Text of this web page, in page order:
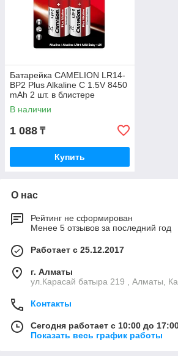
Батарейка CAMELION LR14-
BP2 Plus Alkaline C 1.5V 8450
mAh 2 шт. в блистере
В наличии
1 088 ₸
Купить
О нас
Рейтинг не сформирован
Менее 5 отзывов за последний год
Работает с 25.12.2017
г. Алматы
ул.Карасай батыра 219 , Алматы,
Контакты
Сегодня работает с 10:00 до
Показать весь график работы